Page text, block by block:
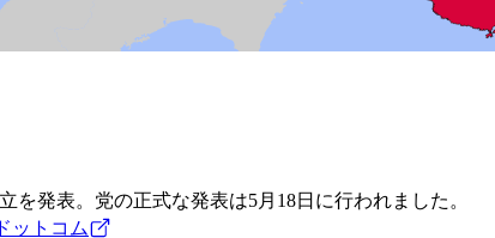
を発表。党の正式な発表は5月18日に行われました。
ットコム